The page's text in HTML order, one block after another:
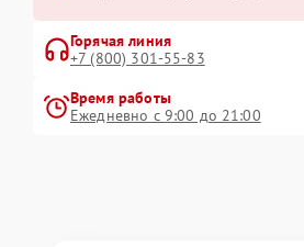
Горячая линия
+7 (800) 301-55-83
Время работы
Ежедневно с 9:00 до 21:00